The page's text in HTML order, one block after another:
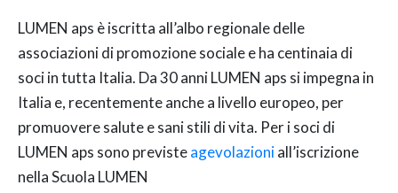
LUMEN aps è iscritta all’albo regionale delle
associazioni di promozione sociale e ha centinaia di
soci in tutta Italia. Da 30 anni LUMEN aps si impegna in
Italia e, recentemente anche a livello europeo, per
promuovere salute e sani stili di vita. Per i soci di
LUMEN aps sono previsteagevolazioniall’iscrizione
nella Scuola LUMEN